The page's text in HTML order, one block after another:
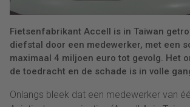
Fietsenfabrikant Accell is in Taiwan
diefstal door een medewerker, met een
maximaal 4 miljoen euro tot gevolg. Het
de toedracht en de schade is in volle
Onlangs bleek dat een medewerker van